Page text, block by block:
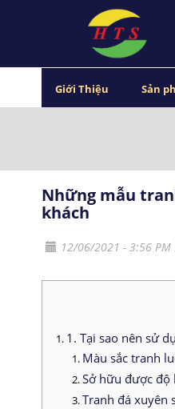
Giới Thiệu Sản
Những mẫu
khách
12/06/2021 - 3:56 PM
1. Tại sao nên sử
Màu sắc tranh
Sở hữu được
Tranh đá xuyên